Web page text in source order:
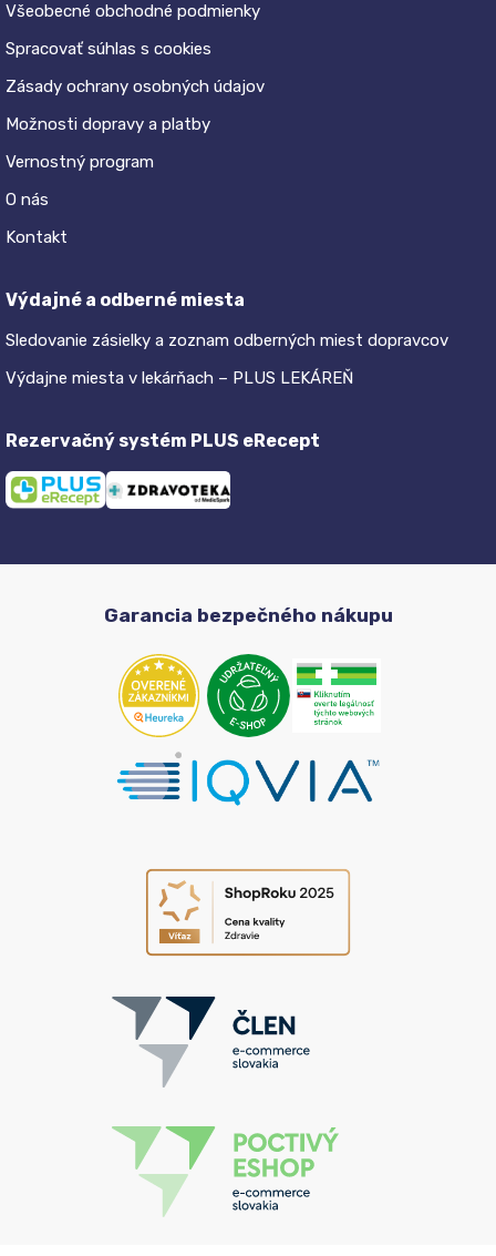
Všeobecné obchodné podmienky
Spracovať súhlas s cookies
Zásady ochrany osobných údajov
Možnosti dopravy a platby
Vernostný program
O nás
Kontakt
Výdajné a odberné miesta
Sledovanie zásielky a zoznam odberných miest dopravcov
Výdajne miesta v lekárňach – PLUS LEKÁREŇ
Rezervačný systém PLUS eRecept
Garancia bezpečného nákupu